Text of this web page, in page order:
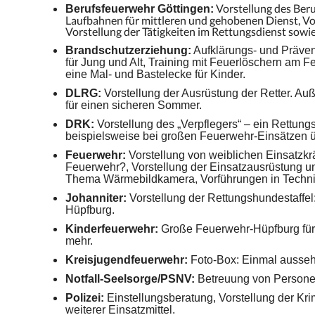
Berufsfeuerwehr Göttingen: Vorstellung des
Laufbahnen für mittleren und gehobenen Dienst,
Vorstellung der Tätigkeiten im Rettungsdienst
Brandschutzerziehung: Aufklärungs- und
für Jung und Alt, Training mit Feuerlöschern am
eine Mal- und Bastelecke für Kinder.
DLRG: Vorstellung der Ausrüstung der Retter.
für einen sicheren Sommer.
DRK: Vorstellung des „Verpflegers“ – ein
beispielsweise bei großen Feuerwehr-Einsätzen
Feuerwehr: Vorstellung von weiblichen
Feuerwehr?, Vorstellung der Einsatzausrüstung
Thema Wärmebildkamera, Vorführungen in
Johanniter: Vorstellung der
Hüpfburg.
Kinderfeuerwehr: Große Feuerwehr-Hüpfburg
mehr.
Kreisjugendfeuerwehr: Foto-Box: Einmal
Notfall-Seelsorge/PSNV: Betreuung von
Polizei: Einstellungsberatung, Vorstellung der
weiterer Einsatzmittel.